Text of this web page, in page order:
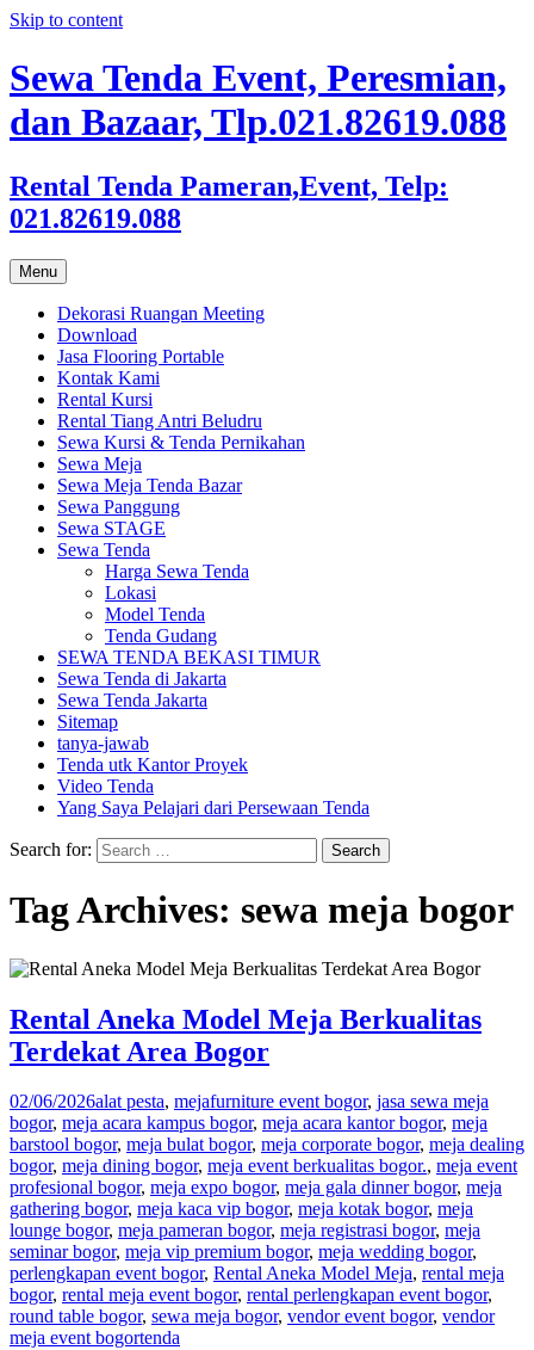
Skip to content
Sewa Tenda Event, Peresmian,
dan Bazaar, Tlp.021.82619.088
Rental Tenda Pameran,Event, Telp:
021.82619.088
Menu
Dekorasi Ruangan Meeting
Download
Jasa Flooring Portable
Kontak Kami
Rental Kursi
Rental Tiang Antri Beludru
Sewa Kursi & Tenda Pernikahan
Sewa Meja
Sewa Meja Tenda Bazar
Sewa Panggung
Sewa STAGE
Sewa Tenda
Harga Sewa Tenda
Lokasi
Model Tenda
Tenda Gudang
SEWA TENDA BEKASI TIMUR
Sewa Tenda di Jakarta
Sewa Tenda Jakarta
Sitemap
tanya-jawab
Tenda utk Kantor Proyek
Video Tenda
Yang Saya Pelajari dari Persewaan Tenda
Search for:
Tag Archives: sewa meja bogor
Rental Aneka Model Meja Berkualitas
Terdekat Area Bogor
02/06/2026alat pesta, mejafurniture event bogor, jasa sewa meja
bogor, meja acara kampus bogor, meja acara kantor bogor, meja
barstool bogor, meja bulat bogor, meja corporate bogor, meja dealing
bogor, meja dining bogor, meja event berkualitas bogor., meja event
profesional bogor, meja expo bogor, meja gala dinner bogor, meja
gathering bogor, meja kaca vip bogor, meja kotak bogor, meja
lounge bogor, meja pameran bogor, meja registrasi bogor, meja
seminar bogor, meja vip premium bogor, meja wedding bogor,
perlengkapan event bogor, Rental Aneka Model Meja, rental meja
bogor, rental meja event bogor, rental perlengkapan event bogor,
round table bogor, sewa meja bogor, vendor event bogor, vendor
meja event bogortenda